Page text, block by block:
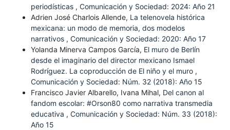
periodísticas , Comunicación y Sociedad: 2024: Año 21
Adrien José Charlois Allende, La telenovela histórica
mexicana: un modo de memoria, dos modelos
narrativos , Comunicación y Sociedad: 2020: Año 17
Yolanda Minerva Campos García, El muro de Berlín
desde el imaginario del director mexicano Ismael
Rodríguez. La coproducción de El niño y el muro ,
Comunicación y Sociedad: Núm. 32 (2018): Año 15
Francisco Javier Albarello, Ivana Mihal, Del canon al
fandom escolar: #Orson80 como narrativa transmedia
educativa , Comunicación y Sociedad: Núm. 33 (2018):
Año 15